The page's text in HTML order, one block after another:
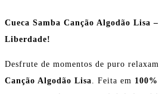
Cueca Samba Canção Algodão Lisa
Liberdade!
Desfrute de momentos de puro
Canção Algodão Lisa. Feita em